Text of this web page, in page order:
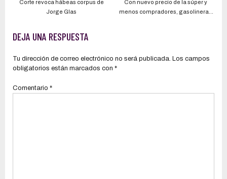
Corte revoca hábeas corpus de
Jorge Glas
Con nuevo precio de la súper y
menos compradores, gasolineras
DEJA UNA RESPUESTA
Tu dirección de correo electrónico no será publicada. Los campos
obligatorios están marcados con *
Comentario *